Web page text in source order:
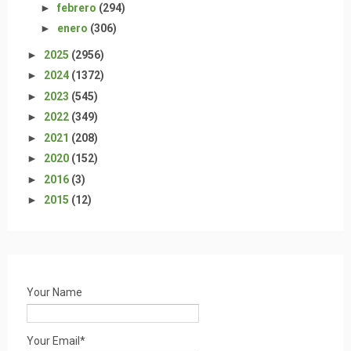
► febrero (294)
► enero (306)
► 2025 (2956)
► 2024 (1372)
► 2023 (545)
► 2022 (349)
► 2021 (208)
► 2020 (152)
► 2016 (3)
► 2015 (12)
Your Name
Your Email*